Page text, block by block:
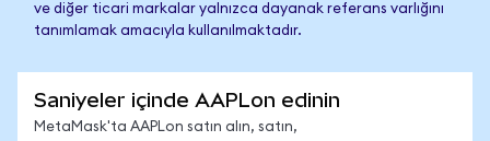
ve diğer ticari markalar yalnızca dayanak referans varlığını
tanımlamak amacıyla kullanılmaktadır.
Saniyeler içinde AAPLon edinin
MetaMask'ta AAPLon satın alın, satın,